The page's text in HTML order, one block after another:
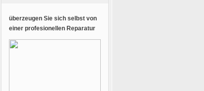
überzeugen Sie sich selbst von
einer profesionellen Reparatur